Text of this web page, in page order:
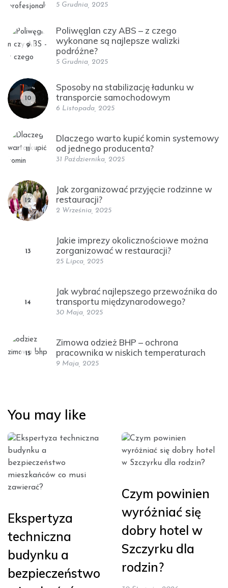
5 Grudnia, 2025
9
Poliwęglan czy ABS – z czego
wykonane są najlepsze walizki
podróżne?
5 Grudnia, 2025
10
Sposoby na stabilizację ładunku w
transporcie samochodowym
6 Listopada, 2025
11
Dlaczego warto kupić komin systemowy
od jednego producenta?
31 Października, 2025
12
Jak zorganizować przyjęcie rodzinne w
restauracji?
2 Września, 2025
13
Jakie imprezy okolicznościowe można
zorganizować w restauracji?
25 Lipca, 2025
14
Jak wybrać najlepszego przewoźnika do
transportu międzynarodowego?
30 Maja, 2025
15
Zimowa odzież BHP – ochrona
pracownika w niskich temperaturach
9 Maja, 2025
You may like
Ekspertyza
techniczna
budynku a
bezpieczeństwo
Czym powinien
wyróżniać się
dobry hotel w
Szczyrku dla
rodzin?